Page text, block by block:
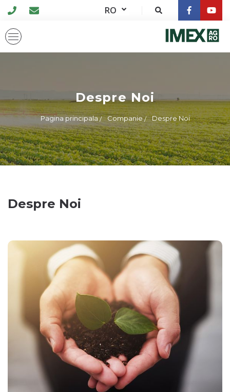
RO
Despre Noi
Pagina principala Companie Despre Noi
Despre Noi